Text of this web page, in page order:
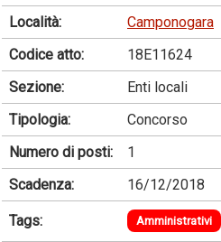
Località:
Camponogara
Codice atto:
18E11624
Sezione:
Enti locali
Tipologia:
Concorso
Numero di posti:
1
Scadenza:
16/12/2018
Tags: Amministrativi